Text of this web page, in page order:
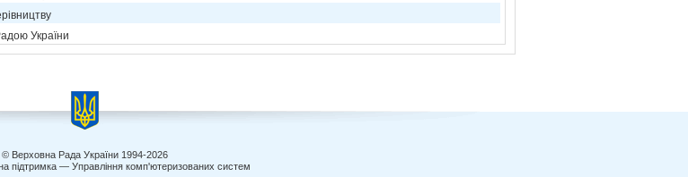
України
© Верховна Рада України 1994-2026
підтримка — Управління комп'ютеризованих систем